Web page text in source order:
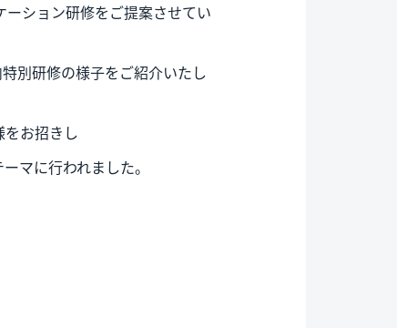
ション研修をご提案させてい
別研修の様子をご紹介いたし
お招きし
マに行われました。